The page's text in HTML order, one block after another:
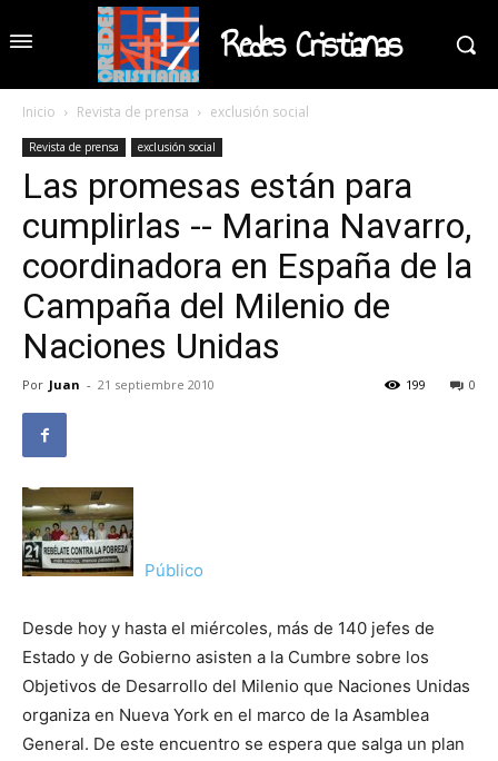
Redes Cristianas
Inicio Revista de prensa exclusión social
Revista de prensa exclusión social
Las promesas están para
cumplirlas -- Marina Navarro,
coordinadora en España de la
Campaña del Milenio de
Naciones Unidas
Por Juan - 21 septiembre 2010 0
199
Público
Desde hoy y hasta el miércoles, más de 140 jefes de
Estado y de Gobierno asisten a la Cumbre sobre los
Objetivos de Desarrollo del Milenio que Naciones Unidas
organiza en Nueva York en el marco de la Asamblea
General. De este encuentro se espera que salga un plan